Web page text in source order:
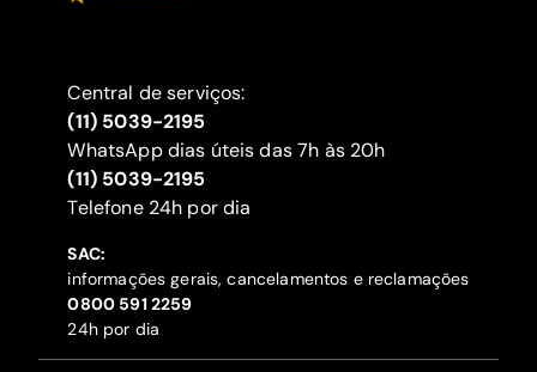
Central de serviços:
(11) 5039-2195
WhatsApp dias úteis das 7h às 20h
(11) 5039-2195
‍Telefone 24h por dia
SAC:
informações gerais, cancelamentos e reclamações
‍0800 591 2259
24h por dia